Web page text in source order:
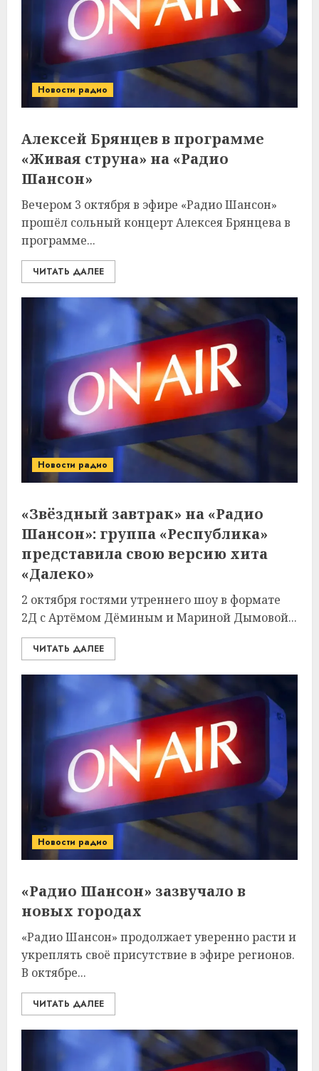
Новости радио
Алексей Брянцев в программе
«Живая струна» на «Радио
Шансон»
Вечером 3 октября в эфире «Радио Шансон»
прошёл сольный концерт Алексея Брянцева в
программе...
ЧИТАТЬ ДАЛЕЕ
Новости радио
«Звёздный завтрак» на «Радио
Шансон»: группа «Республика»
представила свою версию хита
«Далеко»
2 октября гостями утреннего шоу в формате
2Д с Артёмом Дёминым и Мариной Дымовой...
ЧИТАТЬ ДАЛЕЕ
Новости радио
«Радио Шансон» зазвучало в
новых городах
«Радио Шансон» продолжает уверенно расти и
укреплять своё присутствие в эфире регионов.
В октябре...
ЧИТАТЬ ДАЛЕЕ